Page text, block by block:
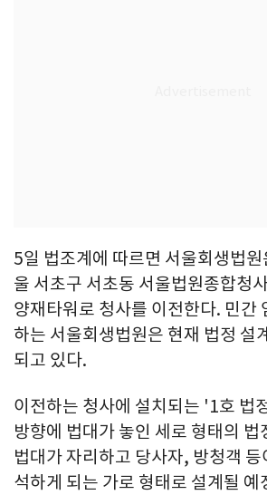
5일 법조계에 따르면 서울회생법원
울 서초구 서초동 서울법원종합청
양재타워로 청사를 이전한다. 민간
하는 서울회생법원은 현재 법정 설
되고 있다.
이전하는 청사에 설치되는 '1호 법
방향에 법대가 놓인 세로 형태의 법
법대가 자리하고 당사자, 방청객
석하게 되는 가로 형태로 설계될 예